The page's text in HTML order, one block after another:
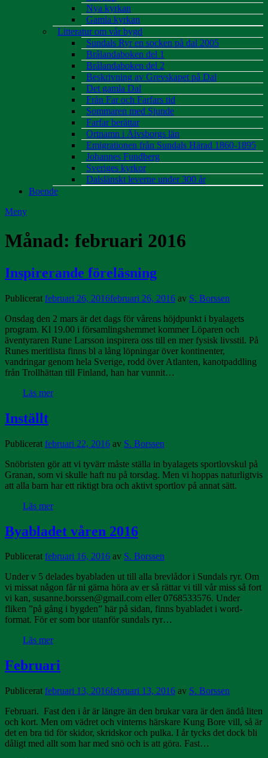
Nya kyrkan
Gamla kyrkan
Litteratur om vår bygd
Sundals Ryr en socken på dal 2005
Brålandaboken del 1
Brålandaboken del 2
Beskrivning av Grevskapet på Dal
Det gamla Dal
Från Far och Farfars tid
Sommaren med Sjunde
Farfar berättar
Ortnamn i Älvsborgs län
Emigrationen från Sundals Härad 1860-1895
Johannes Fundberg
Sveriges kyrkor
Dalslänskt leverne under 300 år
Boende
Meny
Månad: februari 2016
Inspirerande föreläsning
Publicerat februari 26, 2016februari 26, 2016 av S. Borssen
Onsdag den 2 mars är det dags för vårens höjdpunkt i byalagets
program. Kl 19.00 i församlingshemmet kommer Löparen och
äventyraren Rune Larsson inspirera oss till en mer fysisk livsstil. På
Runes meritlista finns bl a lång löpningar över kontinenter,
vandringar genom hela Sverige, rodd över Atlanten, kanotpaddling
från Trollhättan till Finland, han har vunnit…
Läs mer
Inställt
Publicerat februari 22, 2016 av S. Borssen
Snöbristen gör att vi tyvärr måste ställa in byalagets sportlovskul på
Granan, som vi skulle haft nu på torsdag. Men vi hoppas naturligtvis
att alla barn har ett riktigt bra och aktivt sportlov på annat sätt.
Läs mer
Byabladet våren 2016
Publicerat februari 16, 2016 av S. Borssen
Under v 5 delades byabladen ut till alla brevlådor i Sundals ryr. Om
vi missat någon får ni gärna höra av er så rättar vi till vår miss så fort
vi kan, susanne.borssen@gmail.com eller 0768533576. Under
fliken ”på gång i bygden” här på sidan, finns byabladet i word-
format. För er som bor utanför sundals ryr…
Läs mer
Februari
Publicerat februari 13, 2016februari 13, 2016 av S. Borssen
Februari. Fast den i år är längre än den brukar vara är den ändå liten
och kort. Men om vädret och vinterns härskare Kung Bore vill, så är
det en bra tid för skidor, skridskor och pulka. I år tycks det dock bli
dåligt med allt som har med snö och is att göra. Fast…